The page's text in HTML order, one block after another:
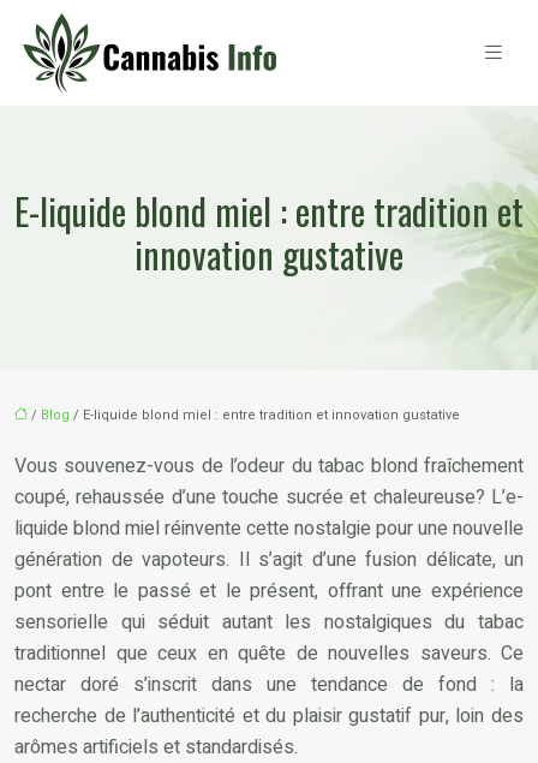
E-liquide blond miel : entre tradition et
innovation gustative
/ Blog / E-liquide blond miel : entre tradition et innovation gustative
Vous souvenez-vous de l’odeur du tabac blond fraîchement
coupé, rehaussée d’une touche sucrée et chaleureuse? L’e-
liquide blond miel réinvente cette nostalgie pour une nouvelle
génération de vapoteurs. Il s’agit d’une fusion délicate, un
pont entre le passé et le présent, offrant une expérience
sensorielle qui séduit autant les nostalgiques du tabac
traditionnel que ceux en quête de nouvelles saveurs. Ce
nectar doré s’inscrit dans une tendance de fond : la
recherche de l’authenticité et du plaisir gustatif pur, loin des
arômes artificiels et standardisés.